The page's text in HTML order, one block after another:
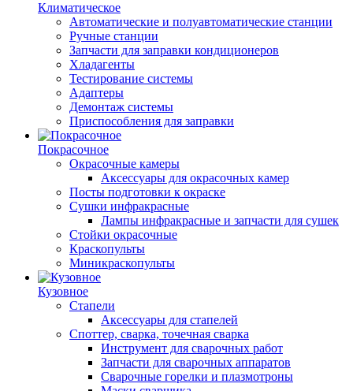
Климатическое
Автоматические и полуавтоматические станции
Ручные станции
Запчасти для заправки кондиционеров
Хладагенты
Тестирование системы
Адаптеры
Демонтаж системы
Приспособления для заправки
Покрасочное
Окрасочные камеры
Аксессуары для окрасочных камер
Посты подготовки к окраске
Сушки инфракрасные
Лампы инфракрасные и запчасти для сушек
Стойки окрасочные
Краскопульты
Миникраскопульты
Кузовное
Стапели
Аксессуары для стапелей
Споттер, сварка, точечная сварка
Инструмент для сварочных работ
Запчасти для сварочных аппаратов
Сварочные горелки и плазмотроны